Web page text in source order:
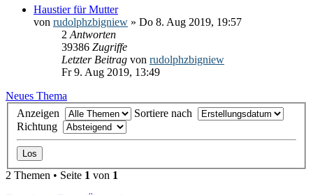
Haustier für Mutter
von rudolphzbigniew » Do 8. Aug 2019, 19:57
2 Antworten
39386 Zugriffe
Letzter Beitrag von rudolphzbigniew
Fr 9. Aug 2019, 13:49
Neues Thema
Anzeigen
Sortiere nach
Richtung
2 Themen • Seite 1 von 1